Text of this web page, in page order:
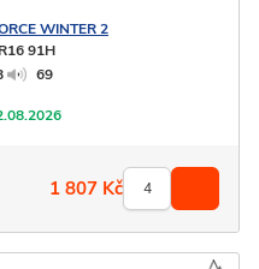
WINTER 2
91H
69
1 807 Kč